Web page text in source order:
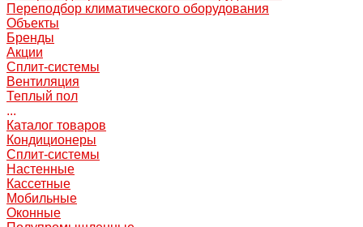
Переподбор климатического оборудования
Объекты
Бренды
Акции
Сплит-системы
Вентиляция
Теплый пол
...
Каталог товаров
Кондиционеры
Сплит-системы
Настенные
Кассетные
Мобильные
Оконные